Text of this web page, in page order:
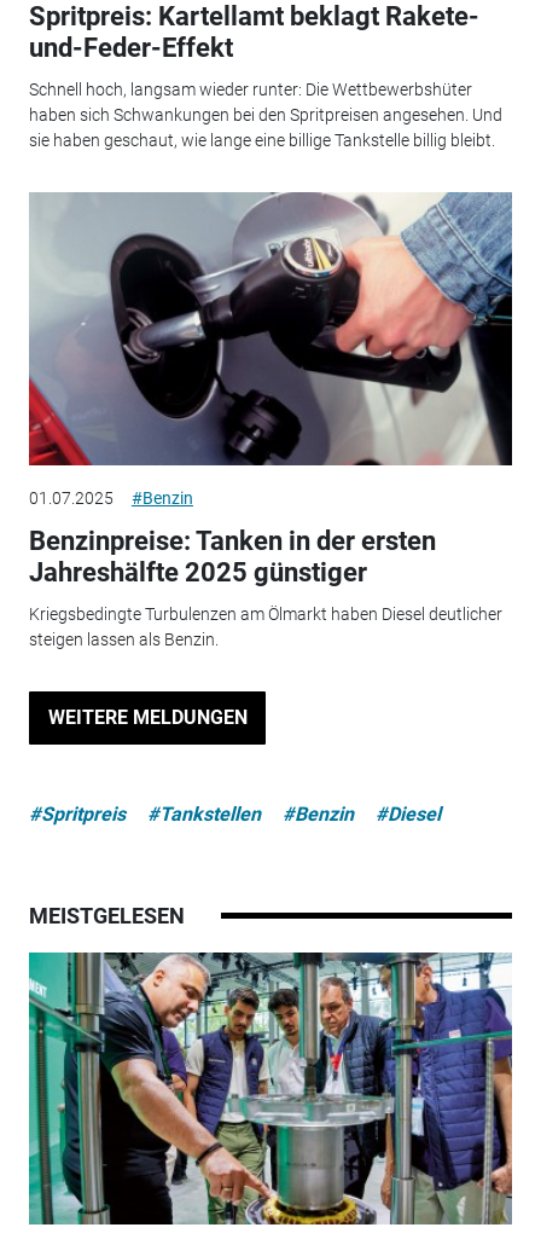
Spritpreis: Kartellamt beklagt Rakete-
und-Feder-Effekt
Schnell hoch, langsam wieder runter: Die Wettbewerbshüter
haben sich Schwankungen bei den Spritpreisen angesehen. Und
sie haben geschaut, wie lange eine billige Tankstelle billig bleibt.
01.07.2025 #Benzin
Benzinpreise: Tanken in der ersten
Jahreshälfte 2025 günstiger
Kriegsbedingte Turbulenzen am Ölmarkt haben Diesel deutlicher
steigen lassen als Benzin.
WEITERE MELDUNGEN
#Spritpreis #Tankstellen #Benzin #Diesel
MEISTGELESEN